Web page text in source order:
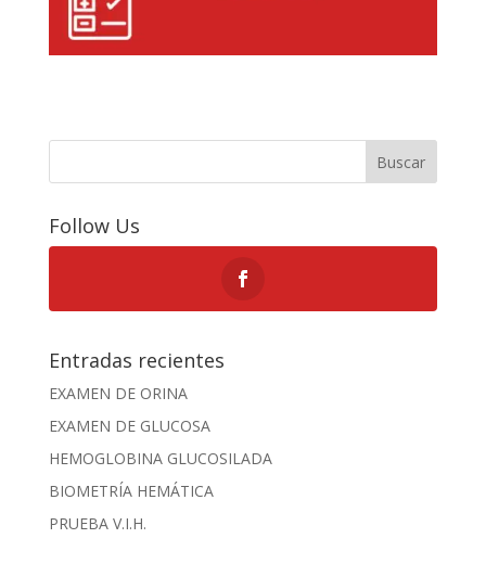
Buscar
Follow Us
Entradas recientes
EXAMEN DE ORINA
EXAMEN DE GLUCOSA
HEMOGLOBINA GLUCOSILADA
BIOMETRÍA HEMÁTICA
PRUEBA V.I.H.